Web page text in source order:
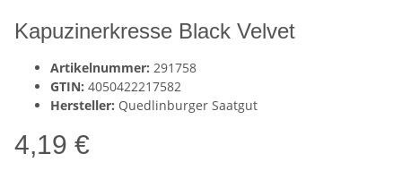
Kapuzinerkresse Black Velvet
Artikelnummer: 291758
GTIN: 4050422217582
Hersteller: Quedlinburger Saatgut
4,19 €